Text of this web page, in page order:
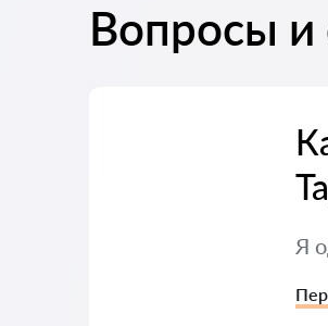
Вопросы и
Я